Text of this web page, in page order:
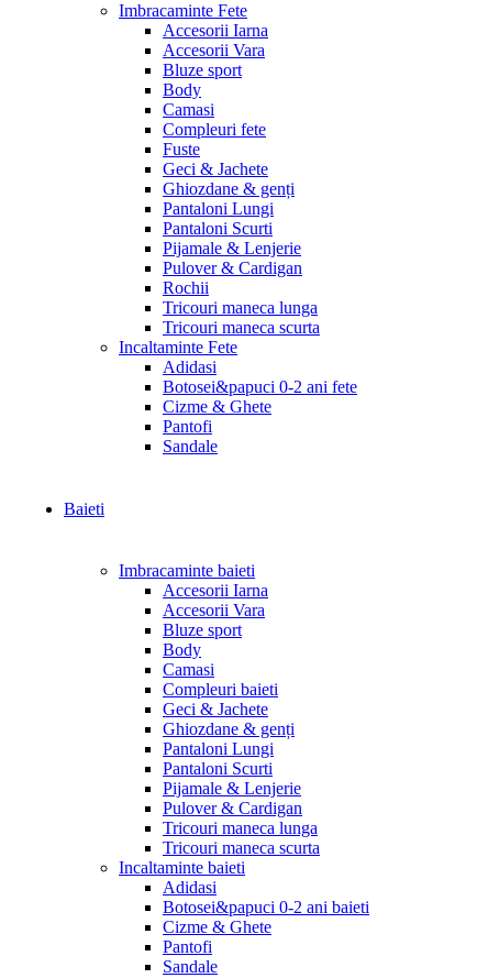
Imbracaminte Fete
Accesorii Iarna
Accesorii Vara
Bluze sport
Body
Camasi
Compleuri fete
Fuste
Geci & Jachete
Ghiozdane & genți
Pantaloni Lungi
Pantaloni Scurti
Pijamale & Lenjerie
Pulover & Cardigan
Rochii
Tricouri maneca lunga
Tricouri maneca scurta
Incaltaminte Fete
Adidasi
Botosei&papuci 0-2 ani fete
Cizme & Ghete
Pantofi
Sandale
Baieti
Imbracaminte baieti
Accesorii Iarna
Accesorii Vara
Bluze sport
Body
Camasi
Compleuri baieti
Geci & Jachete
Ghiozdane & genți
Pantaloni Lungi
Pantaloni Scurti
Pijamale & Lenjerie
Pulover & Cardigan
Tricouri maneca lunga
Tricouri maneca scurta
Incaltaminte baieti
Adidasi
Botosei&papuci 0-2 ani baieti
Cizme & Ghete
Pantofi
Sandale